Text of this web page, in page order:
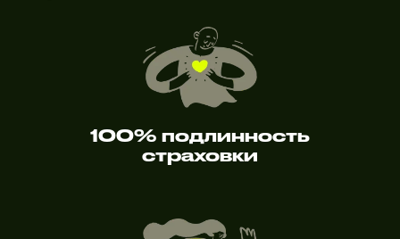
100% подлинность
страховки